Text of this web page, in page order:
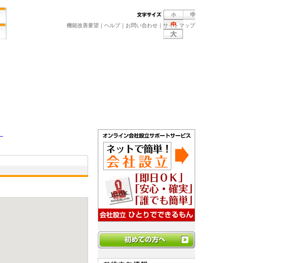
機能改善要望 ｜ ヘルプ｜ お問い合わせ ｜ サイトマップ